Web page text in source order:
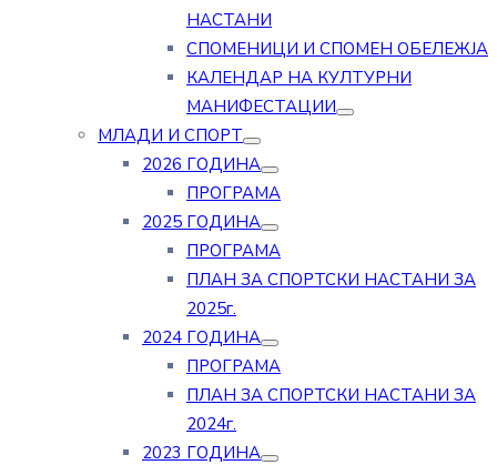
НАСТАНИ
СПОМЕНИЦИ И СПОМЕН ОБЕЛЕЖЈА
КАЛЕНДАР НА КУЛТУРНИ
МАНИФЕСТАЦИИ
МЛАДИ И СПОРТ
2026 ГОДИНА
ПРОГРАМА
2025 ГОДИНА
ПРОГРАМА
ПЛАН ЗА СПОРТСКИ НАСТАНИ ЗА
2025г.
2024 ГОДИНА
ПРОГРАМА
ПЛАН ЗА СПОРТСКИ НАСТАНИ ЗА
2024г.
2023 ГОДИНА